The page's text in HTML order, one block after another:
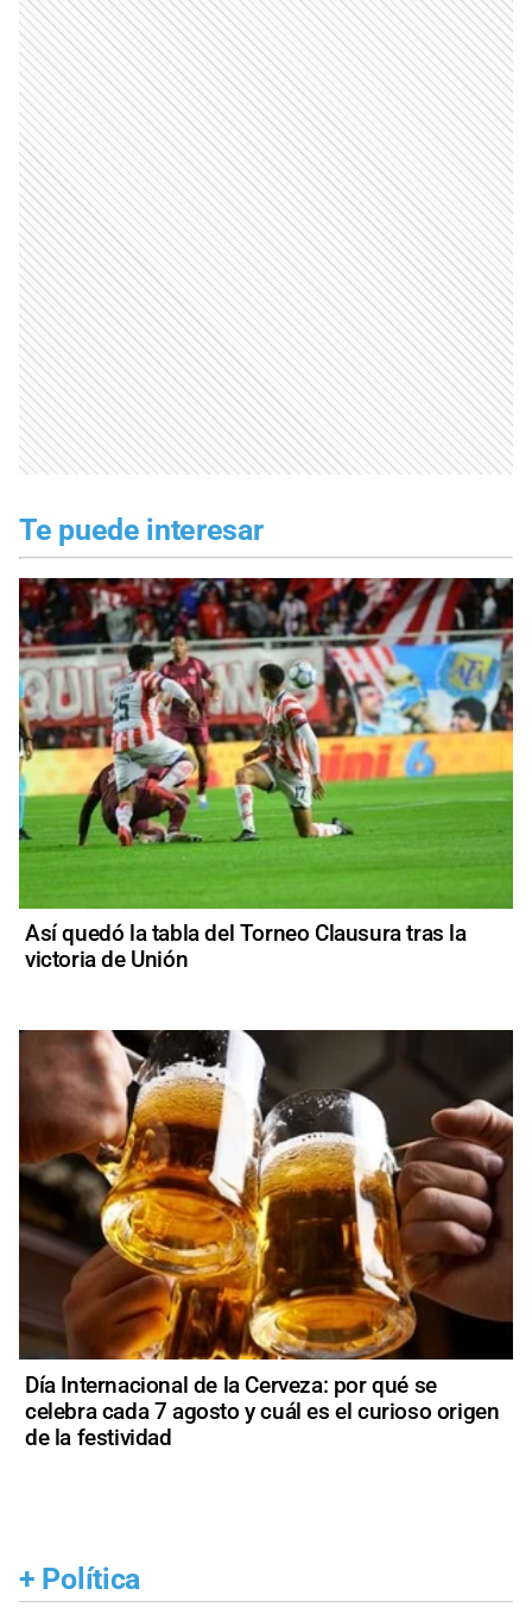
Te puede interesar
Así quedó la tabla del Torneo Clausura tras la
victoria de Unión
Día Internacional de la Cerveza: por qué se
celebra cada 7 agosto y cuál es el curioso origen
de la festividad
+ Política